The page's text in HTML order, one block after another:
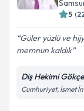
5 (
Güler yüzlü ve
memnun kaldık
Diş Hekimi
Cumhuriyet, İsmet